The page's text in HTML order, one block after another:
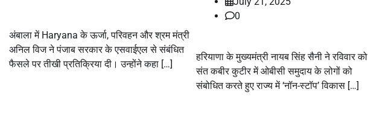
अंबाला में Haryana के ऊर्जा, परिवहन और श्रम मंत्री
अनिल विज ने पंजाब सरकार के एसवाईएल से संबंधित
फैसले पर तीखी प्रतिक्रिया दी। उन्होंने कहा […]
0
हरियाणा के मुख्यमंत्री नायब सिंह सैनी ने रविवार को
संत कबीर कुटीर में ओबीसी समुदाय के लोगों को
संबोधित करते हुए राज्य में ‘नॉन-स्टॉप’ विकास […]